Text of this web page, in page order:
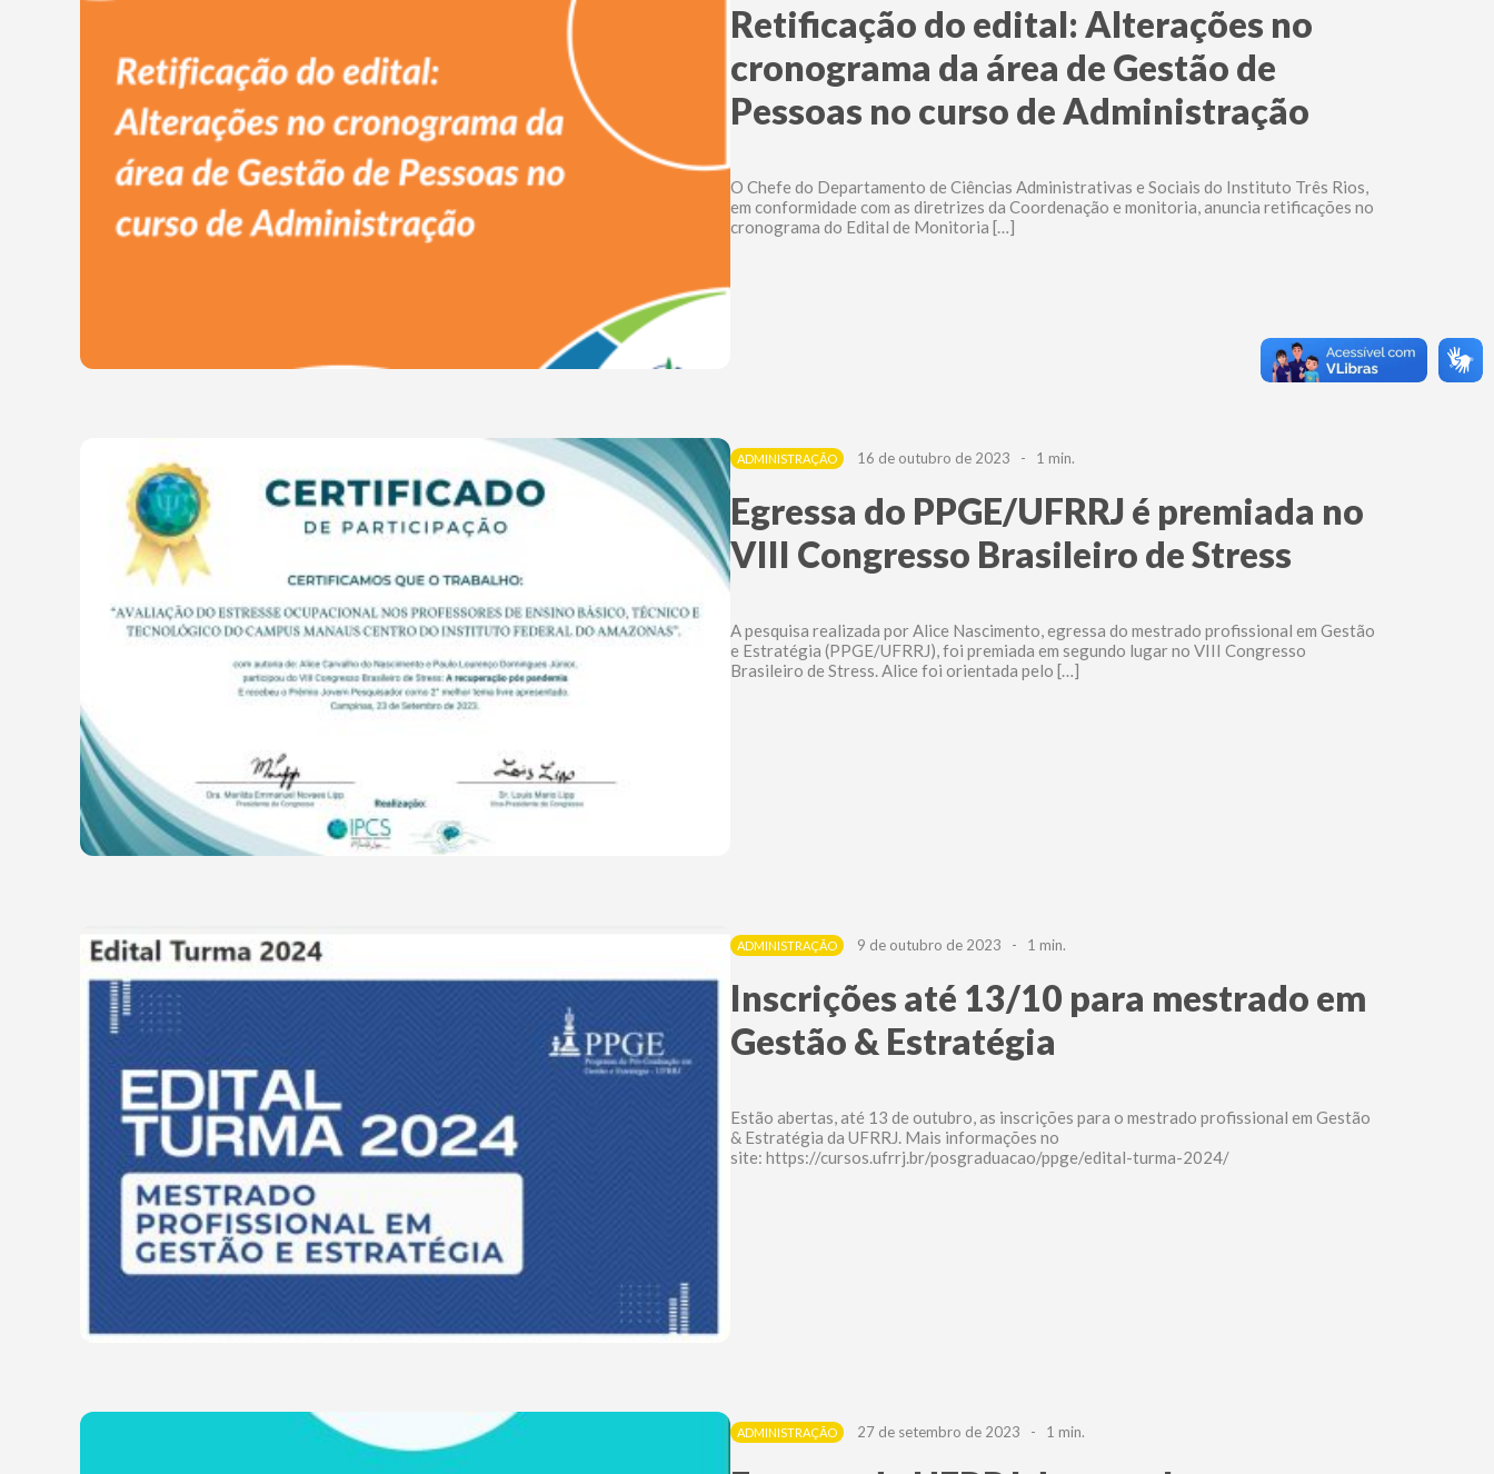
Retificação do edital: Alterações no
cronograma da área de Gestão de
Pessoas no curso de Administração
O Chefe do Departamento de Ciências Administrativas e Sociais do Instituto Três Rios,
em conformidade com as diretrizes da Coordenação e monitoria, anuncia retificações no
cronograma do Edital de Monitoria […]
ADMINISTRAÇÃO 16 de outubro de 2023 - 1 min.
Egressa do PPGE/UFRRJ é premiada no
VIII Congresso Brasileiro de Stress
A pesquisa realizada por Alice Nascimento, egressa do mestrado profissional em Gestão
e Estratégia (PPGE/UFRRJ), foi premiada em segundo lugar no VIII Congresso
Brasileiro de Stress. Alice foi orientada pelo […]
ADMINISTRAÇÃO 9 de outubro de 2023 - 1 min.
Inscrições até 13/10 para mestrado em
Gestão & Estratégia
Estão abertas, até 13 de outubro, as inscrições para o mestrado profissional em Gestão
& Estratégia da UFRRJ. Mais informações no
site: https://cursos.ufrrj.br/posgraduacao/ppge/edital-turma-2024/
ADMINISTRAÇÃO 27 de setembro de 2023 - 1 min.